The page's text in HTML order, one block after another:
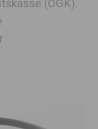
(ÖGK).